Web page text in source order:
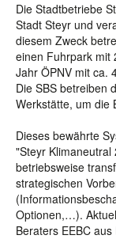
Die Stadtbetriebe
Stadt Steyr und
diesem Zweck
einen Fuhrpark mit
Jahr ÖPNV mit ca.
Die SBS betreiben
Werkstätte, um die
Dieses bewährte
"Steyr
betriebsweise
strategischen
Optionen,…).
Beraters EEBC